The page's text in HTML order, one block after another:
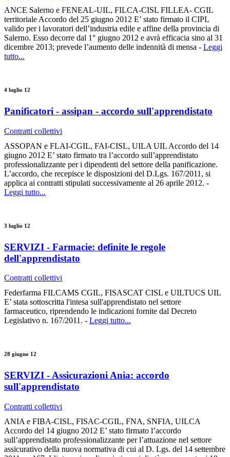
ANCE Salerno e FENEAL-UIL, FILCA-CISL FILLEA- CGIL
territoriale Accordo del 25 giugno 2012 E’ stato firmato il CIPL
valido per i lavoratori dell’industria edile e affine della provincia di
Salerno. Esso decorre dal 1° giugno 2012 e avrà efficacia sino al 31
dicembre 2013; prevede l’aumento delle indennità di mensa - Leggi
tutto...
4 luglio 12
Panificatori - assipan - accordo sull'apprendistato
Contratti collettivi
ASSOPAN e FLAI-CGIL, FAI-CISL, UILA UIL Accordo del 14
giugno 2012 E’ stato firmato tra l’accordo sull’apprendistato
professionalizzante per i dipendenti del settore della panificazione.
L’accordo, che recepisce le disposizioni del D.Lgs. 167/2011, si
applica ai contratti stipulati successivamente al 26 aprile 2012. -
Leggi tutto...
3 luglio 12
SERVIZI - Farmacie: definite le regole
dell'apprendistato
Contratti collettivi
Federfarma FILCAMS CGIL, FISASCAT CISL e UILTUCS UIL
E’ stata sottoscritta l'intesa sull'apprendistato nel settore
farmaceutico, riprendendo le indicazioni fornite dal Decreto
Legislativo n. 167/2011. - Leggi tutto...
28 giugno 12
SERVIZI - Assicurazioni Ania: accordo
sull'apprendistato
Contratti collettivi
ANIA e FIBA-CISL, FISAC-CGIL, FNA, SNFIA, UILCA
Accordo del 14 giugno 2012 E’ stato firmato l’accordo
sull’apprendistato professionalizzante per l’attuazione nel settore
assicurativo della nuova normativa di cui al D. Lgs. del 14 settembre